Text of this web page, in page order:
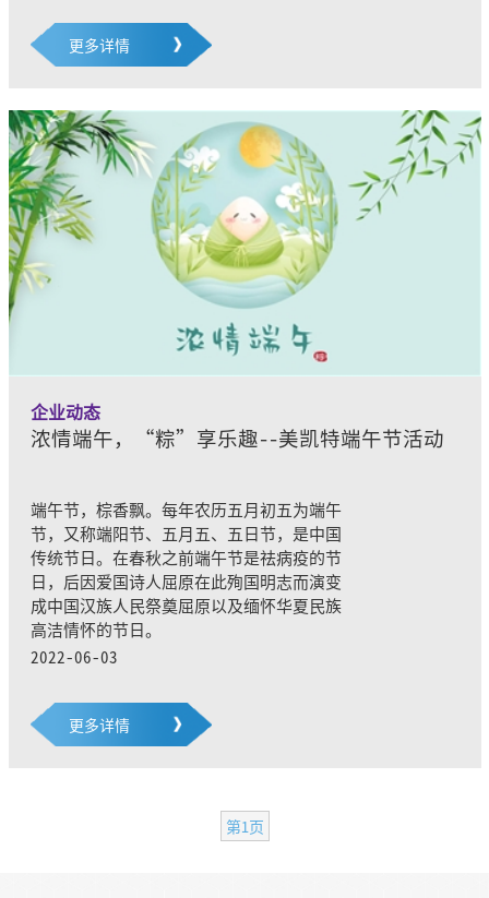
更多详情
企业动态
浓情端午，“粽”享乐趣--美凯特端午节活动
端午节，棕香飘。每年农历五月初五为端午
节，又称端阳节、五月五、五日节，是中国
传统节日。在春秋之前端午节是祛病疫的节
日，后因爱国诗人屈原在此殉国明志而演变
成中国汉族人民祭奠屈原以及缅怀华夏民族
高洁情怀的节日。
2022-06-03
更多详情
第1页